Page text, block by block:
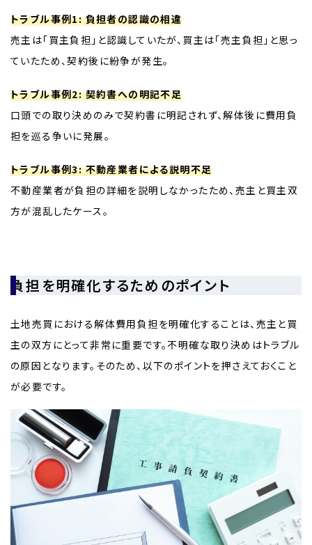
トラブル事例1: 負担者の認識の相違
売主は「買主負担」と認識していたが、買主は「売主負担」と思っ
ていたため、契約後に紛争が発生。
トラブル事例2: 契約書への明記不足
口頭での取り決めのみで契約書に明記されず、解体後に費用負
担を巡る争いに発展。
トラブル事例3: 不動産業者による説明不足
不動産業者が負担の詳細を説明しなかったため、売主と買主双
方が混乱したケース。
負担を明確化するためのポイント
土地売買における解体費用負担を明確化することは、売主と買
主の双方にとって非常に重要です。不明確な取り決めはトラブル
の原因となります。そのため、以下のポイントを押さえておくこと
が必要です。